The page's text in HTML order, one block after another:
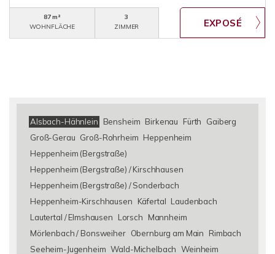
87 m²
WOHNFLÄCHE
3
ZIMMER
Alsbach-Hähnlein Bensheim Birkenau Fürth
Gaiberg
Groß-Gerau Groß-Rohrheim Heppenheim
Heppenheim (Bergstraße)
Heppenheim (Bergstraße) / Kirschhausen
Heppenheim (Bergstraße) / Sonderbach
Heppenheim-Kirschhausen
Käfertal Laudenbach
Lautertal / Elmshausen
Lorsch
Mannheim
Mörlenbach / Bonsweiher Obernburg am Main
Rimbach
Seeheim-Jugenheim Wald-Michelbach Weinheim